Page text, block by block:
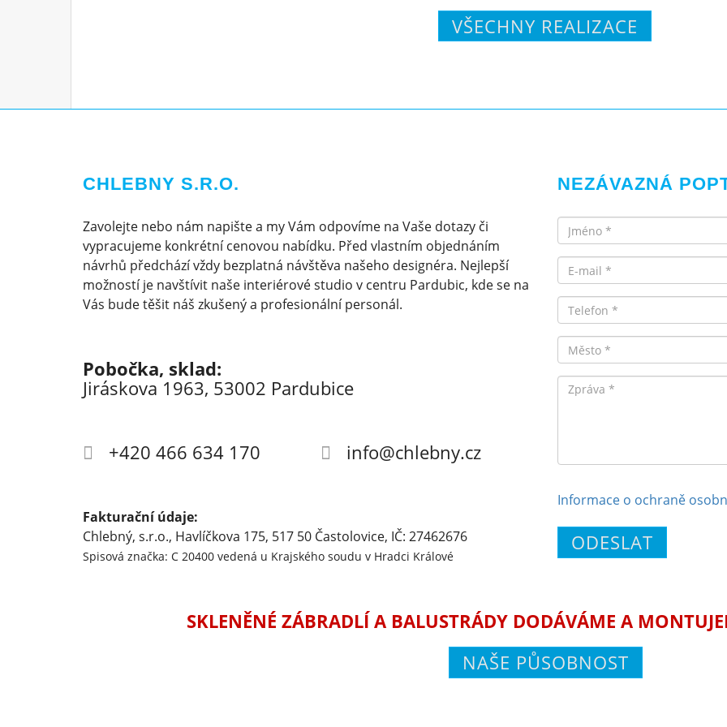
VŠECHNY REALIZACE
CHLEBNY S.R.O.
Zavolejte nebo nám napište a my Vám odpovíme na Vaše dotazy či
vypracujeme konkrétní cenovou nabídku. Před vlastním objednáním
návrhů předchází vždy bezplatná návštěva našeho designéra. Nejlepší
možností je navštívit naše interiérové studio v centru Pardubic, kde se na
Vás bude těšit náš zkušený a profesionální personál.
Pobočka, sklad:
Jiráskova 1963, 53002 Pardubice
+420 466 634 170 info@chlebny.cz
Fakturační údaje:
Chlebný, s.r.o., Havlíčkova 175, 517 50 Častolovice, IČ: 27462676
Spisová značka: C 20400 vedená u Krajského soudu v Hradci Králové
NEZÁVAZNÁ
Jméno
Email
Telefon
Město
Zpráva
Informace o ochraně
ODESLAT
SKLENĚNÉ ZÁBRADLÍ A BALUSTRÁDY DODÁVÁME A
NAŠE PŮSOBNOST